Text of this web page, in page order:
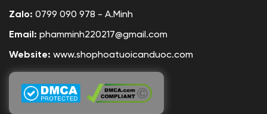
Zalo: 0799 090 978 - A.Minh
Email: phamminh220217@gmail.com
Website: www.shophoatuoicanduoc.com